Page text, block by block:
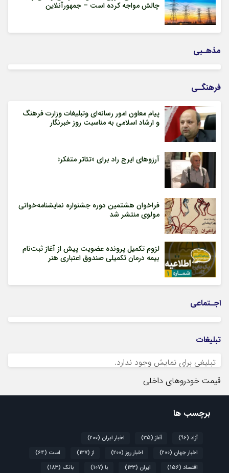
چالش مواجه کرده است – جمهورآنلاین
مذهـبی
فرهنگـی
پیام معاون امور رسانه‌ای وتبلیغات وزارت فرهنگ
و ارشاد اسلامی به مناسبت روز خبرنگار
آرزوهای ایرج راد برای «تئاتر متفکر»
فراخوان هشتمین دوره جشنواره نمایشنامه‌خوانی
مولوی منتشر شد
لزوم تکمیل پرونده عضویت پیش از آغاز ثبت‌نام
بیمه درمان تکمیلی صندوق اعتباری هنر
اجـتماعی
تبلیغات
تبلیغی برای نمایش وجود ندارد.
قیمت خودروهای داخلی
برچسب ها
آزاد (96) آغاز (35) اخبار ایران (200)
اخبار جهان (200) اخبار روز (200) از (137) است (64)
اقتصاد (156) ایران (133) با (107) بانک (183)